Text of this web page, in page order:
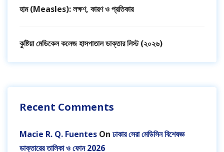
হাম (Measles): লক্ষণ, কারণ ও প্রতিকার
কুষ্টিয়া মেডিকেল কলেজ হাসপাতাল ডাক্তার লিস্ট (২০২৬)
Recent Comments
Macie R. Q. Fuentes On ঢাকার সেরা মেডিসিন বিশেষজ্ঞ
ডাক্তারের তালিকা ও ফোন 2026